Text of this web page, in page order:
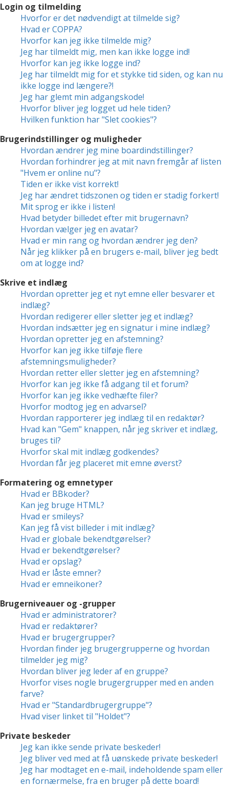
Login og tilmelding
Hvorfor er det nødvendigt at tilmelde sig?
Hvad er COPPA?
Hvorfor kan jeg ikke tilmelde mig?
Jeg har tilmeldt mig, men kan ikke logge ind!
Hvorfor kan jeg ikke logge ind?
Jeg har tilmeldt mig for et stykke tid siden, og kan nu
ikke logge ind længere?!
Jeg har glemt min adgangskode!
Hvorfor bliver jeg logget ud hele tiden?
Hvilken funktion har "Slet cookies"?
Brugerindstillinger og muligheder
Hvordan ændrer jeg mine boardindstillinger?
Hvordan forhindrer jeg at mit navn fremgår af listen
"Hvem er online nu"?
Tiden er ikke vist korrekt!
Jeg har ændret tidszonen og tiden er stadig forkert!
Mit sprog er ikke i listen!
Hvad betyder billedet efter mit brugernavn?
Hvordan vælger jeg en avatar?
Hvad er min rang og hvordan ændrer jeg den?
Når jeg klikker på en brugers e-mail, bliver jeg bedt
om at logge ind?
Skrive et indlæg
Hvordan opretter jeg et nyt emne eller besvarer et
indlæg?
Hvordan redigerer eller sletter jeg et indlæg?
Hvordan indsætter jeg en signatur i mine indlæg?
Hvordan opretter jeg en afstemning?
Hvorfor kan jeg ikke tilføje flere
afstemningsmuligheder?
Hvordan retter eller sletter jeg en afstemning?
Hvorfor kan jeg ikke få adgang til et forum?
Hvorfor kan jeg ikke vedhæfte filer?
Hvorfor modtog jeg en advarsel?
Hvordan rapporterer jeg indlæg til en redaktør?
Hvad kan "Gem" knappen, når jeg skriver et indlæg,
bruges til?
Hvorfor skal mit indlæg godkendes?
Hvordan får jeg placeret mit emne øverst?
Formatering og emnetyper
Hvad er BBkoder?
Kan jeg bruge HTML?
Hvad er smileys?
Kan jeg få vist billeder i mit indlæg?
Hvad er globale bekendtgørelser?
Hvad er bekendtgørelser?
Hvad er opslag?
Hvad er låste emner?
Hvad er emneikoner?
Brugerniveauer og -grupper
Hvad er administratorer?
Hvad er redaktører?
Hvad er brugergrupper?
Hvordan finder jeg brugergrupperne og hvordan
tilmelder jeg mig?
Hvordan bliver jeg leder af en gruppe?
Hvorfor vises nogle brugergrupper med en anden
farve?
Hvad er "Standardbrugergruppe"?
Hvad viser linket til "Holdet"?
Private beskeder
Jeg kan ikke sende private beskeder!
Jeg bliver ved med at få uønskede private beskeder!
Jeg har modtaget en e-mail, indeholdende spam eller
en fornærmelse, fra en bruger på dette board!